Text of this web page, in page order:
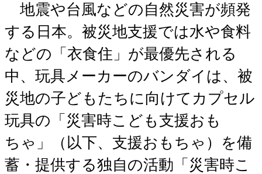
地震や台風などの自然災害が頻発
する日本。被災地支援では水や食料
などの「衣食住」が最優先される
中、玩具メーカーのバンダイは、被
災地の子どもたちに向けてカプセル
玩具の「災害時こども支援おも
ちゃ」（以下、支援おもちゃ）を備
蓄・提供する独自の活動「災害時こ